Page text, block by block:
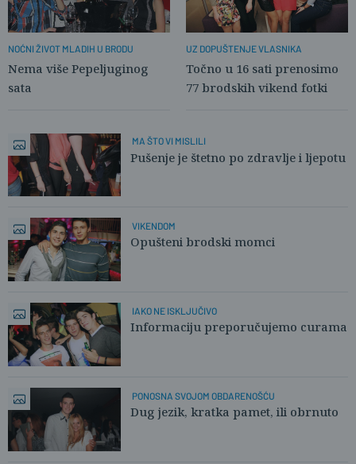
NOĆNI ŽIVOT MLADIH U BRODU
Nema više Pepeljuginog
sata
UZ DOPUŠTENJE VLASNIKA
Točno u 16 sati prenosimo
77 brodskih vikend fotki
MA ŠTO VI MISLILI
Pušenje je štetno po zdravlje i ljepotu
VIKENDOM
Opušteni brodski momci
IAKO NE ISKLJUČIVO
Informaciju preporučujemo curama
PONOSNA SVOJOM OBDARENOŠĆU
Dug jezik, kratka pamet, ili obrnuto